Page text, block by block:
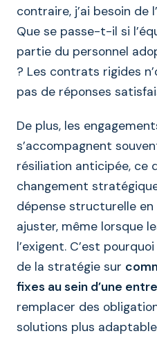
contraire, j’ai besoin de
Que se passe-t-il si
partie du personnel
? Les contrats rigides
pas de réponses
De plus, les
s’accompagnent
résiliation anticipée, ce
changement
dépense structurelle
ajuster, même lorsque
l’exigent. C’est
de la stratégie sur
fixes au sein d’une
remplacer des
solutions plus